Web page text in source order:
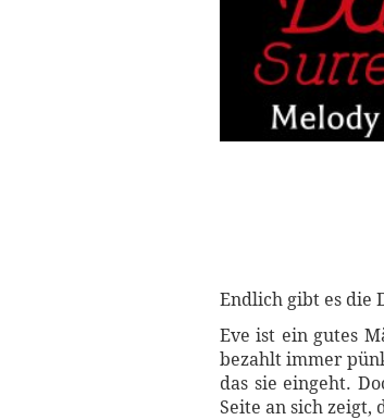
Endlich gibt es die
Eve ist ein gutes
bezahlt immer
das sie eingeht.
Seite an sich zeigt,